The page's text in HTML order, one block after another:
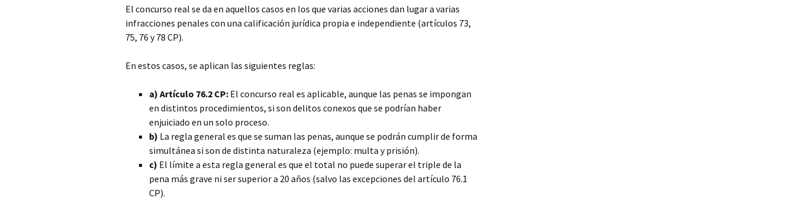
El concurso real se da en aquellos casos en los que varias acciones dan lugar a varias
infracciones penales con una calificación jurídica propia e independiente (artículos 73,
75, 76 y 78 CP).
En estos casos, se aplican las siguientes reglas:
a) Artículo 76.2 CP: El concurso real es aplicable, aunque las penas se impongan
en distintos procedimientos, si son delitos conexos que se podrían haber
enjuiciado en un solo proceso.
b) La regla general es que se suman las penas, aunque se podrán cumplir de forma
simultánea si son de distinta naturaleza (ejemplo: multa y prisión).
c) El límite a esta regla general es que el total no puede superar el triple de la
pena más grave ni ser superior a 20 años (salvo las excepciones del artículo 76.1
CP).